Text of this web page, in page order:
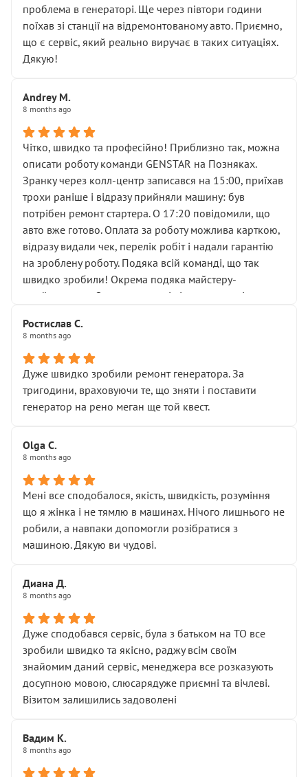
( ну все зняли та доробили) дякую!
Окремий момент, який виглядає абсурдно:
мені заявили, що бачок гальмівної рідини потрібно
міняти разом із головним гальмівним циліндром у
Для людини, яка хоча б трохи розуміється на техніці,
це звучить як мінімум непрофесійно, а як максимум —
спроба продати дорогий вузол замість елементарних
ущільнювачів.
Що прикро — це не перший мій візит. Раніше міняв у
вас стартер, і тоді сервіс наче справив хороше
враження. Але згодом знайшов декілька гайок під
лобовим склом. Мені пояснили, що це “старі гайки, які
відкручували”, і попросили не хвилюватися. ( надіюсь
новий власник, не застяг в полі))
Але після нинішнього візиту такі дрібниці вже не
здаються дрібницями.
Я — клієнт, який працює на довірі, і саме її цей сервіс
Хотілося б більше:
• належної уваги до авто
• прозорості в роботах і рахунках
• реальної діагностики, а не формального
“подивились і поїхав”
На жаль, складається враження, що сервіс працює не
Стосовно комунікації - все добре
проблема в генераторі. Ще через півтори години
поїхав зі станції на відремонтованому авто. Приємно,
що є сервіс, який реально виручає в таких ситуаціях.
Дякую!
Andrey M.
8 months ago
Чітко, швидко та професійно! Приблизно так, можна
описати роботу команди GENSTAR на Позняках.
Зранку через колл-центр записався на 15:00, приїхав
трохи раніше і відразу прийняли машину: був
потрібен ремонт стартера. О 17:20 повідомили, що
авто вже готово. Оплата за роботу можлива карткою,
відразу видали чек, перелік робіт і надали гарантію
на зроблену роботу. Подяка всій команді, що так
швидко зробили! Окрема подяка майстеру-
приймальнику Олександру: всі чітко та по суті.
звертатися до цього автосервісу.
Ростислав С.
8 months ago
Дуже швидко зробили ремонт генератора. За
тригодини, враховуючи те, що зняти і поставити
генератор на рено меган ще той квест.
Olga С.
8 months ago
Мені все сподобалося, якість, швидкість, розуміння
що я жінка і не тямлю в машинах. Нічого лишнього не
робили, а навпаки допомогли розібратися з
машиною. Дякую ви чудові.
Диана Д.
8 months ago
Дуже сподобався сервіс, була з батьком на ТО все
зробили швидко та якісно, раджу всім своїм
знайомим даний сервіс, менеджера все розказують
досупною мовою, слюсарядуже приємні та вічлеві.
Візитом залишились задоволені
Вадим К.
8 months ago